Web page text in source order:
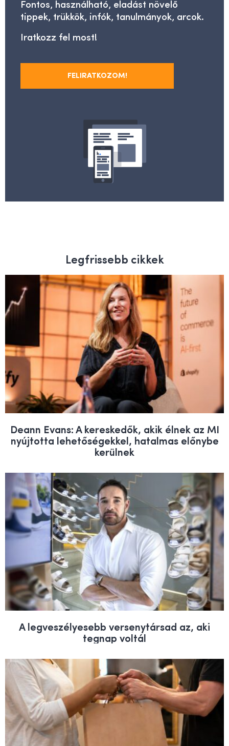
Fontos, használható, eladást növelő
tippek, trükkök, infók, tanulmányok, arcok.
Iratkozz fel most!
FELIRATKOZOM!
Legfrissebb cikkek
Deann Evans: A kereskedők, akik élnek az MI
nyújtotta lehetőségekkel, hatalmas előnybe
kerülnek
A legveszélyesebb versenytársad az, aki
tegnap voltál